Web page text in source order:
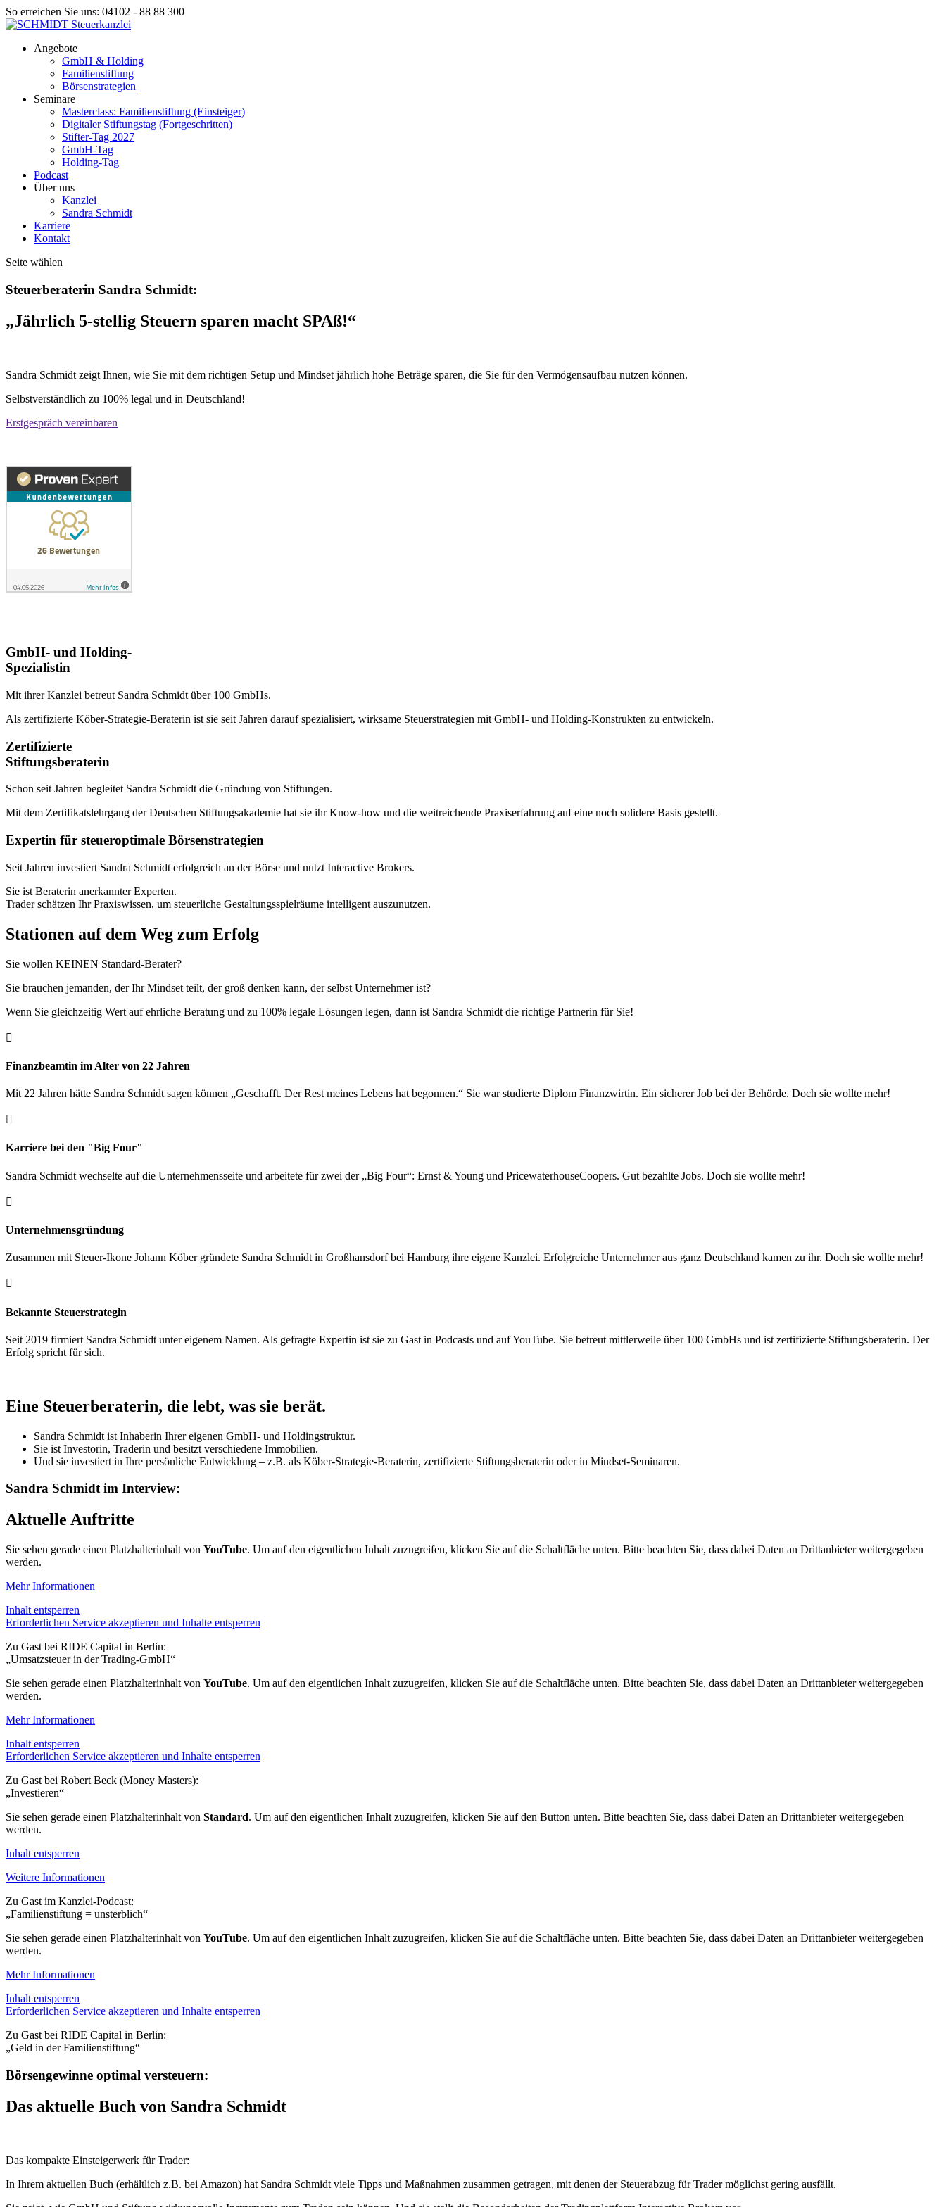
So erreichen Sie uns: 04102 - 88 88 300
Angebote
GmbH & Holding
Familienstiftung
Börsenstrategien
Seminare
Masterclass: Familienstiftung (Einsteiger)
Digitaler Stiftungstag (Fortgeschritten)
Stifter-Tag 2027
GmbH-Tag
Holding-Tag
Podcast
Über uns
Kanzlei
Sandra Schmidt
Karriere
Kontakt
Seite wählen
Steuerberaterin Sandra Schmidt:
„Jährlich 5-stellig Steuern sparen macht SPAß!“
Sandra Schmidt zeigt Ihnen, wie Sie mit dem richtigen Setup und Mindset jährlich hohe Beträge sparen, die Sie für den Vermögensaufbau nutzen können.
Selbstverständlich zu 100% legal und in Deutschland!
Erstgespräch vereinbaren
GmbH- und Holding-
Spezialistin
Mit ihrer Kanzlei betreut Sandra Schmidt über 100 GmbHs.
Als zertifizierte Köber-Strategie-Beraterin ist sie seit Jahren darauf spezialisiert, wirksame Steuerstrategien mit GmbH- und Holding-Konstrukten zu entwickeln.
Zertifizierte
Stiftungsberaterin
Schon seit Jahren begleitet Sandra Schmidt die Gründung von Stiftungen.
Mit dem Zertifikatslehrgang der Deutschen Stiftungsakademie hat sie ihr Know-how und die weitreichende Praxiserfahrung auf eine noch solidere Basis gestellt.
Expertin für steueroptimale Börsenstrategien
Seit Jahren investiert Sandra Schmidt erfolgreich an der Börse und nutzt Interactive Brokers.
Sie ist Beraterin anerkannter Experten.
Trader schätzen Ihr Praxiswissen, um steuerliche Gestaltungsspielräume intelligent auszunutzen.
Stationen auf dem Weg zum Erfolg
Sie wollen KEINEN Standard-Berater?
Sie brauchen jemanden, der Ihr Mindset teilt, der groß denken kann, der selbst Unternehmer ist?
Wenn Sie gleichzeitig Wert auf ehrliche Beratung und zu 100% legale Lösungen legen, dann ist Sandra Schmidt die richtige Partnerin für Sie!

Finanzbeamtin im Alter von 22 Jahren
Mit 22 Jahren hätte Sandra Schmidt sagen können „Geschafft. Der Rest meines Lebens hat begonnen.“ Sie war studierte Diplom Finanzwirtin. Ein sicherer Job bei der Behörde. Doch sie wollte mehr!

Karriere bei den "Big Four"
Sandra Schmidt wechselte auf die Unternehmens­seite und arbeitete für zwei der „Big Four“: Ernst & Young und PricewaterhouseCoopers. Gut bezahlte Jobs. Doch sie wollte mehr!

Unternehmensgründung
Zusammen mit Steuer-Ikone Johann Köber gründete Sandra Schmidt in Großhansdorf bei Hamburg ihre eigene Kanzlei. Erfolgreiche Unternehmer aus ganz Deutschland kamen zu ihr. Doch sie wollte mehr!

Bekannte Steuerstrategin
Seit 2019 firmiert Sandra Schmidt unter eigenem Namen. Als gefragte Expertin ist sie zu Gast in Podcasts und auf YouTube. Sie betreut mittlerweile über 100 GmbHs und ist zertifizierte Stiftungsberaterin. Der
Erfolg spricht für sich.
Eine Steuerberaterin, die lebt, was sie berät.
Sandra Schmidt ist Inhaberin Ihrer eigenen GmbH- und Holdingstruktur.
Sie ist Investorin, Traderin und besitzt verschiedene Immobilien.
Und sie investiert in Ihre persönliche Entwicklung – z.B. als Köber-Strategie-Beraterin, zertifizierte Stiftungsberaterin oder in Mindset-Seminaren.
Sandra Schmidt im Interview:
Aktuelle Auftritte
Sie sehen gerade einen Platzhalterinhalt von YouTube. Um auf den eigentlichen Inhalt zuzugreifen, klicken Sie auf die Schaltfläche unten. Bitte beachten Sie, dass dabei Daten an Drittanbieter weitergegeben
werden.
Mehr Informationen
Inhalt entsperren
Erforderlichen Service akzeptieren und Inhalte entsperren
Zu Gast bei RIDE Capital in Berlin:
„Umsatzsteuer in der Trading-GmbH“
Sie sehen gerade einen Platzhalterinhalt von YouTube. Um auf den eigentlichen Inhalt zuzugreifen, klicken Sie auf die Schaltfläche unten. Bitte beachten Sie, dass dabei Daten an Drittanbieter weitergegeben
werden.
Mehr Informationen
Inhalt entsperren
Erforderlichen Service akzeptieren und Inhalte entsperren
Zu Gast bei Robert Beck (Money Masters):
„Investieren“
Sie sehen gerade einen Platzhalterinhalt von Standard. Um auf den eigentlichen Inhalt zuzugreifen, klicken Sie auf den Button unten. Bitte beachten Sie, dass dabei Daten an Drittanbieter weitergegeben
werden.
Inhalt entsperren
Weitere Informationen
Zu Gast im Kanzlei-Podcast:
„Familienstiftung = unsterblich“
Sie sehen gerade einen Platzhalterinhalt von YouTube. Um auf den eigentlichen Inhalt zuzugreifen, klicken Sie auf die Schaltfläche unten. Bitte beachten Sie, dass dabei Daten an Drittanbieter weitergegeben
werden.
Mehr Informationen
Inhalt entsperren
Erforderlichen Service akzeptieren und Inhalte entsperren
Zu Gast bei RIDE Capital in Berlin:
„Geld in der Familienstiftung“
Börsengewinne optimal versteuern:
Das aktuelle Buch von Sandra Schmidt
Das kompakte Einsteigerwerk für Trader:
In Ihrem aktuellen Buch (erhältlich z.B. bei Amazon) hat Sandra Schmidt viele Tipps und Maßnahmen zusammen getragen, mit denen der Steuerabzug für Trader möglichst gering ausfällt.